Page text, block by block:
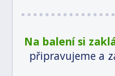
Na balení si
připravujeme a